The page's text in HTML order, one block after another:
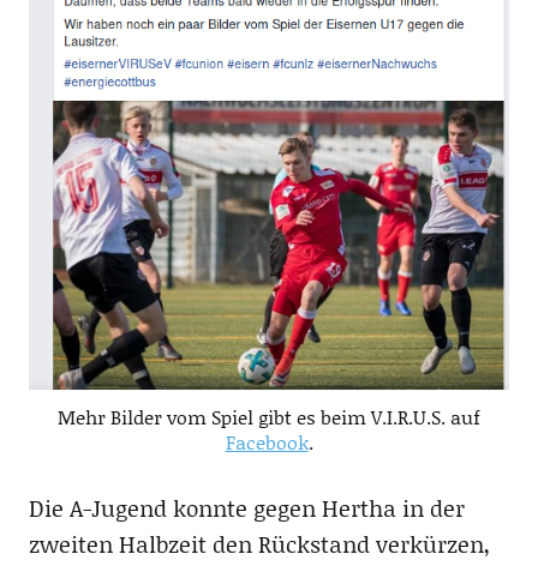
Mehr Bilder vom Spiel gibt es beim V.I.R.U.S. auf
Facebook.
Die A-Jugend konnte gegen Hertha in der
zweiten Halbzeit den Rückstand verkürzen,